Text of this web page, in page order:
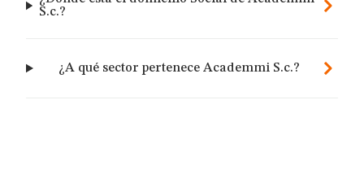
S.c.?
¿A qué sector pertenece Academmi S.c.?